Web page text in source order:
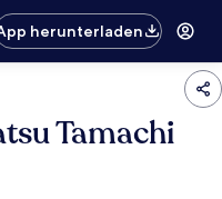
herunterladen
Tamachi